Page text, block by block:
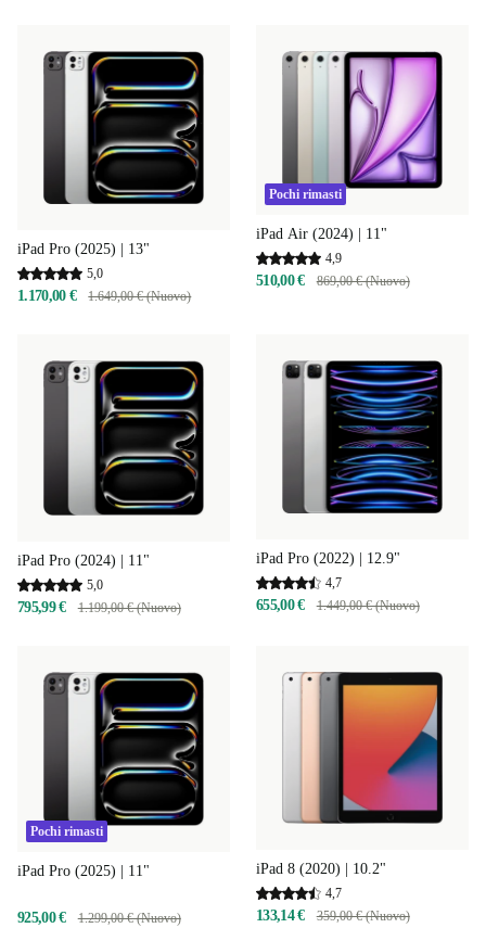
iPad Pro (2025) | 13"
5,0
1.170,00 € 1.649,00 € (Nuovo)
Pochi rimasti
iPad Air (2024) | 11"
4,9
510,00 € 869,00 € (Nuovo)
iPad Pro (2024) | 11"
5,0
795,99 € 1.199,00 € (Nuovo)
iPad Pro (2022) | 12.9"
4,7
655,00 € 1.449,00 € (Nuovo)
Pochi rimasti
iPad Pro (2025) | 11"
925,00 € 1.299,00 € (Nuovo)
iPad 8 (2020) | 10.2"
4,7
133,14 € 359,00 € (Nuovo)